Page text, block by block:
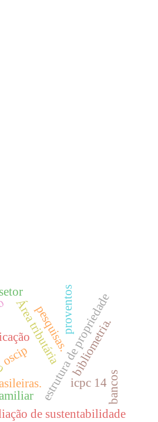
Área tributáriaestrutura de propriedade
de sustentabilidade
bibliometria.
bancos
pesquisas.
oscip
icpc 14
proventos